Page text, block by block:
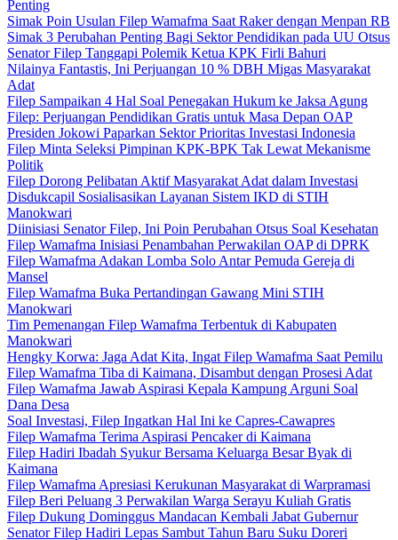
Penting
Simak Poin Usulan Filep Wamafma Saat Raker dengan Menpan RB
Simak 3 Perubahan Penting Bagi Sektor Pendidikan pada UU Otsus
Senator Filep Tanggapi Polemik Ketua KPK Firli Bahuri
Nilainya Fantastis, Ini Perjuangan 10 % DBH Migas Masyarakat
Adat
Filep Sampaikan 4 Hal Soal Penegakan Hukum ke Jaksa Agung
Filep: Perjuangan Pendidikan Gratis untuk Masa Depan OAP
Presiden Jokowi Paparkan Sektor Prioritas Investasi Indonesia
Filep Minta Seleksi Pimpinan KPK-BPK Tak Lewat Mekanisme
Politik
Filep Dorong Pelibatan Aktif Masyarakat Adat dalam Investasi
Disdukcapil Sosialisasikan Layanan Sistem IKD di STIH
Manokwari
Diinisiasi Senator Filep, Ini Poin Perubahan Otsus Soal Kesehatan
Filep Wamafma Inisiasi Penambahan Perwakilan OAP di DPRK
Filep Wamafma Adakan Lomba Solo Antar Pemuda Gereja di
Mansel
Filep Wamafma Buka Pertandingan Gawang Mini STIH
Manokwari
Tim Pemenangan Filep Wamafma Terbentuk di Kabupaten
Manokwari
Hengky Korwa: Jaga Adat Kita, Ingat Filep Wamafma Saat Pemilu
Filep Wamafma Tiba di Kaimana, Disambut dengan Prosesi Adat
Filep Wamafma Jawab Aspirasi Kepala Kampung Arguni Soal
Dana Desa
Soal Investasi, Filep Ingatkan Hal Ini ke Capres-Cawapres
Filep Wamafma Terima Aspirasi Pencaker di Kaimana
Filep Hadiri Ibadah Syukur Bersama Keluarga Besar Byak di
Kaimana
Filep Wamafma Apresiasi Kerukunan Masyarakat di Warpramasi
Filep Beri Peluang 3 Perwakilan Warga Serayu Kuliah Gratis
Filep Dukung Dominggus Mandacan Kembali Jabat Gubernur
Senator Filep Hadiri Lepas Sambut Tahun Baru Suku Doreri